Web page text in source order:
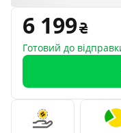
6 199
Готовий до